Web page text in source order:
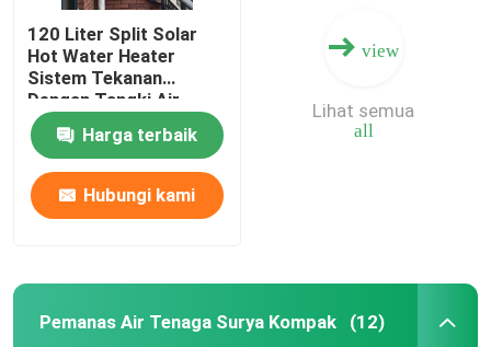
Tangki air enamel
Pemanas Air Surya Split
Pemanas Air Tenaga Surya Kompak
Pemanas Air Surya Balkon
Pemanas Air Surya Tanpa Tangki
120 Liter Split Solar
Hot Water Heater
Sistem Tekanan
Dengan Tangki Air
Solar Enamel
Harga terbaik
Hubungi kami
view
all
Lihat semua
Pemanas Air Tenaga Surya Kompak (12)